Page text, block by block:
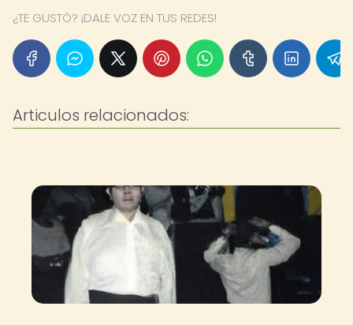
¿TE GUSTÓ? ¡DALE VOZ EN TUS REDES!
Articulos relacionados: